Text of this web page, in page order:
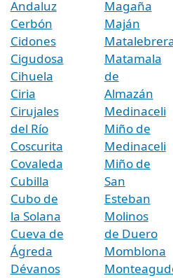
Andaluz
Cerbón
Cidones
Cigudosa
Cihuela
Ciria
Cirujales
del Río
Coscurita
Covaleda
Cubilla
Cubo de
la Solana
Cueva de
Ágreda
Dévanos
Magaña
Maján
Matamala
de
Almazán
Medinaceli
Miño de
Medinaceli
Miño de
San
Esteban
Molinos
de Duero
Momblona